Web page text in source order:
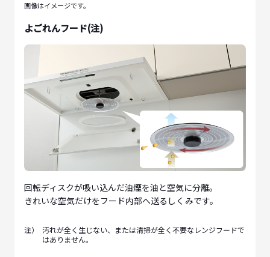
画像はイメージです。
よごれんフード(注)
回転ディスクが吸い込んだ油煙を油と空気に分離。
きれいな空気だけをフード内部へ送るしくみです。
注）
汚れが全く生じない、または清掃が全く不要なレンジフードで
はありません。